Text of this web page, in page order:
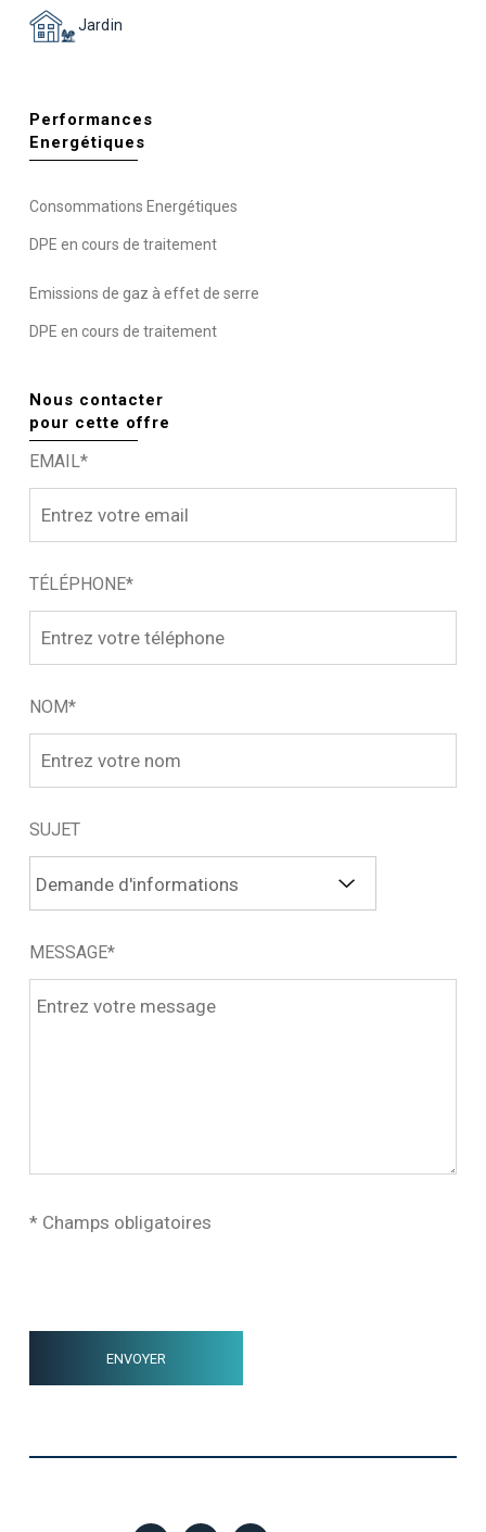
Jardin
Performances
Energétiques
Consommations Energétiques
DPE en cours de traitement
Emissions de gaz à effet de serre
DPE en cours de traitement
Nous contacter
pour cette offre
EMAIL*
TÉLÉPHONE*
NOM*
SUJET
MESSAGE*
* Champs obligatoires